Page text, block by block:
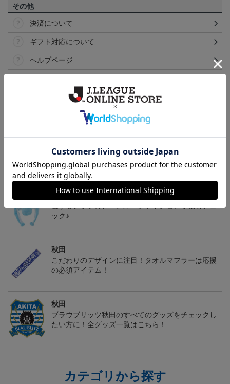
その他
決済について
ギフト対応について
ヘルプページ
We Are Akita！のオリジナル商品販売中
秋田
ック♪
秋田
こだわりのデザインに注目！タオルマフラーは応援
の必須アイテム！
秋田
ブラウブリッツ秋田のすべてのグッズをチェックし
たい方に！全グッズ一覧はこちら！
カテゴリから探す